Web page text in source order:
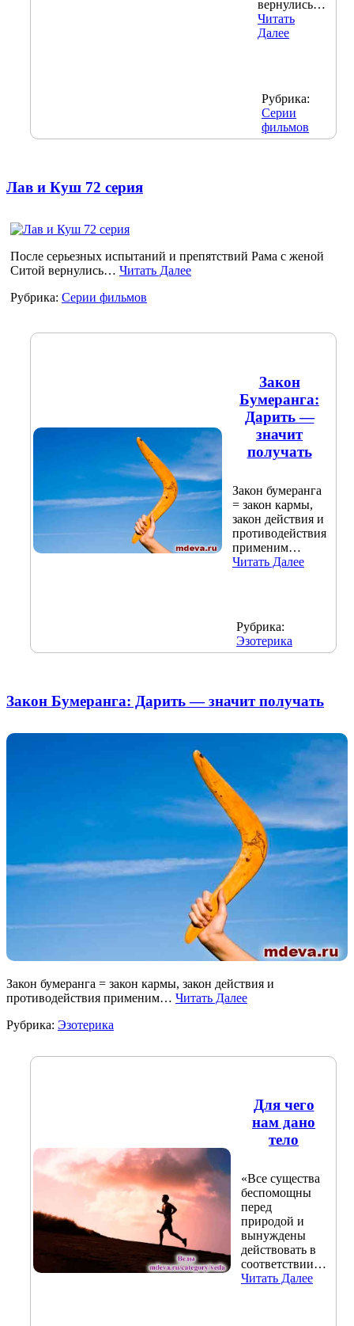
вернулись…
Читать
Далее
Рубрика:
Серии
фильмов
Лав и Куш 72 серия
После серьезных испытаний и препятствий Рама с женой
Ситой вернулись… Читать Далее
Рубрика: Серии фильмов
Закон
Бумеранга:
Дарить —
значит
получать
Закон бумеранга
= закон кармы,
закон действия и
противодействия
применим…
Читать Далее
Рубрика:
Эзотерика
Закон Бумеранга: Дарить — значит получать
Закон бумеранга = закон кармы, закон действия и
противодействия применим… Читать Далее
Рубрика: Эзотерика
Для чего
нам дано
тело
«Все существа
беспомощны
перед
природой и
вынуждены
действовать в
соответствии…
Читать Далее